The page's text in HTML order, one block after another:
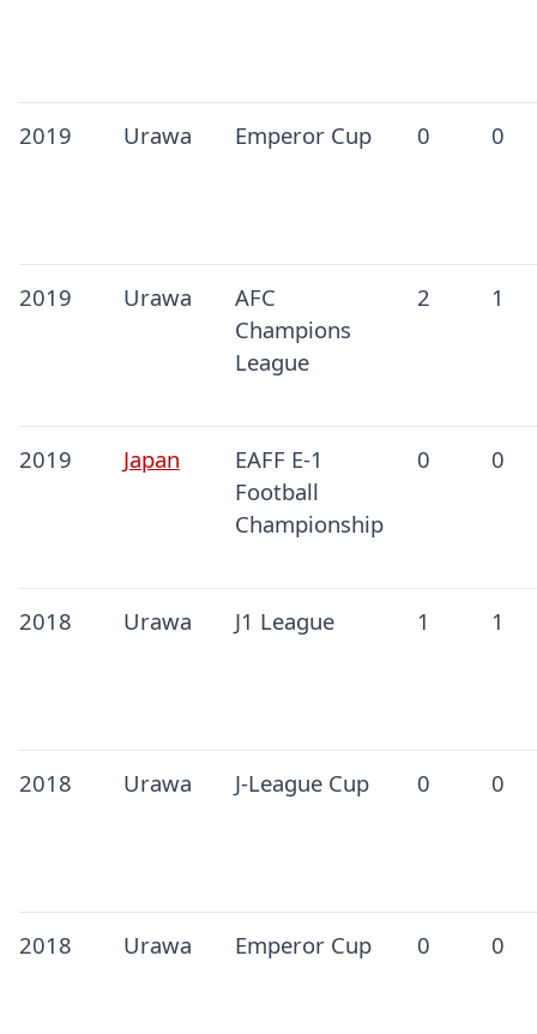
2019 Urawa Emperor Cup 0 0
2019 Urawa
AFC
Champions
League
2 1
2019 Japan
EAFF E-1
Football
Championship
0 0
2018 Urawa J1 League 1 1
2018 Urawa J-League Cup 0 0
2018 Urawa Emperor Cup 0 0